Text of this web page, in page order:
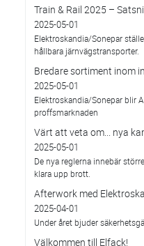
Train & Rail 2025 –
2025-05-01
Elektroskandia/Sonepar
hållbara järnvägstransporter.
Bredare sortiment inom
2025-05-01
Elektroskandia/Sonepar blir
proffsmarknaden
Värt att veta om... nya
2025-05-01
De nya reglerna innebär
klara upp brott.
Afterwork med
2025-04-01
Under året bjuder
Välkommen till Elfack!